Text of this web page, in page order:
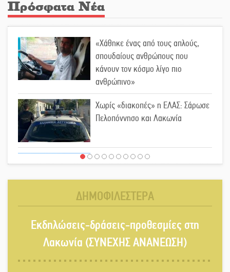
Πρόσφατα Νέα
«Χάθηκε ένας από τους απλούς,
σπουδαίους ανθρώπους που
κάνουν τον κόσμο λίγο πιο
ανθρώπινο»
Χωρίς «διακοπές» η ΕΛΑΣ: Σάρωσε
Πελοπόννησο και Λακωνία
«Έφυγε» ένας γνήσιος Δάσκαλος
Δ. Σπάρτης;
ΔΗΜΟΦΙΛΕΣΤΕΡΑ
Εκδηλώσεις-δράσεις-προθεσμίες στη
Λακωνία (ΣΥΝΕΧΗΣ ΑΝΑΝΕΩΣΗ)